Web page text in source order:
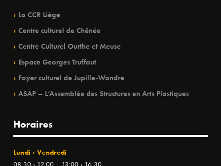
La CCR Liège
Centre culturel de Chênée
Centre Culturel Ourthe et Meuse
Espace Georges Truffaut
Foyer culturel de Jupille-Wandre
ASAP – L’Assemblée des Structures en Arts Plastiques
Horaires
Lundi › Vendredi
08:30 › 12:00 | 13:00 › 16:30